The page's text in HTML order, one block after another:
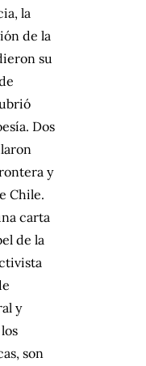
la
de la
su
Dos
y
Chile.
carta
de la
y
son